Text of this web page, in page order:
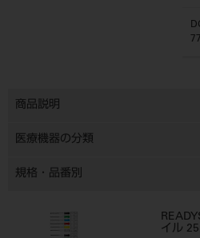
商品説明
医療機器の分類
規格・品番別
イル